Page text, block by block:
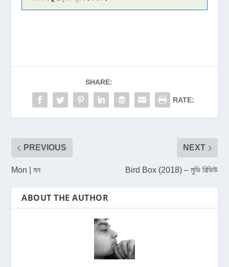
SHARE:
RATE:
PREVIOUS
Mon | মন
NEXT
Bird Box (2018) – মুভি রিভিউ
ABOUT THE AUTHOR